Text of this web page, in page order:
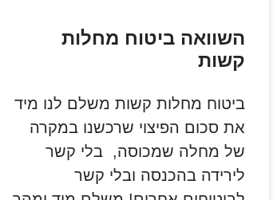
השוואה ביטוח מחלות
קשות
ביטוח מחלות קשות משלם לנו מיד
את סכום הפיצוי שרכשנו במקרה
של מחלה שמכוסה, בלי קשר
לירידה בהכנסה ובלי קשר